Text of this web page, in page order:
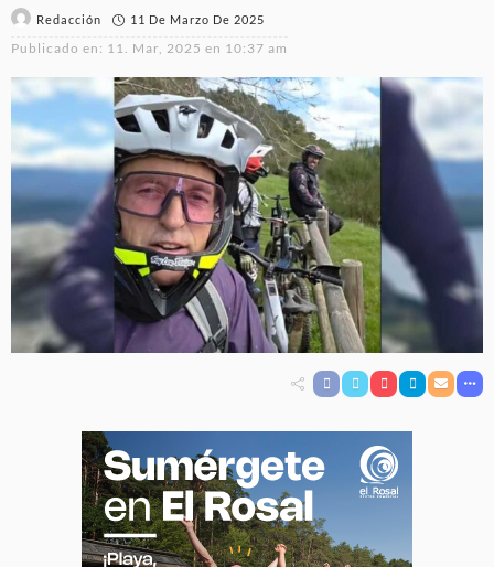
Redacción 11 De Marzo De 2025
Publicado en: 11. Mar, 2025 en 10:37 am